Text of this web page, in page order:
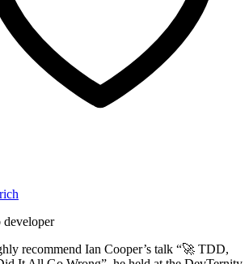
recommend Ian Cooper’s talk “🚀 TDD,